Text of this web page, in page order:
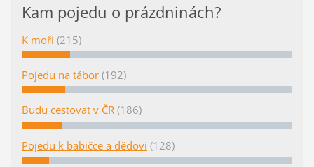
Kam pojedu o prázdninách?
K moři (215)
Pojedu na tábor (192)
Budu cestovat v ČR (186)
Pojedu k babičce a dědovi (128)